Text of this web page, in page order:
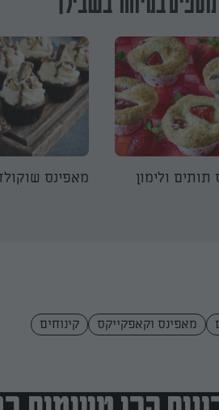
במיוחד בשבילך
ולימון
מאפינס
מאפינס וקאפקייקס קינוחים